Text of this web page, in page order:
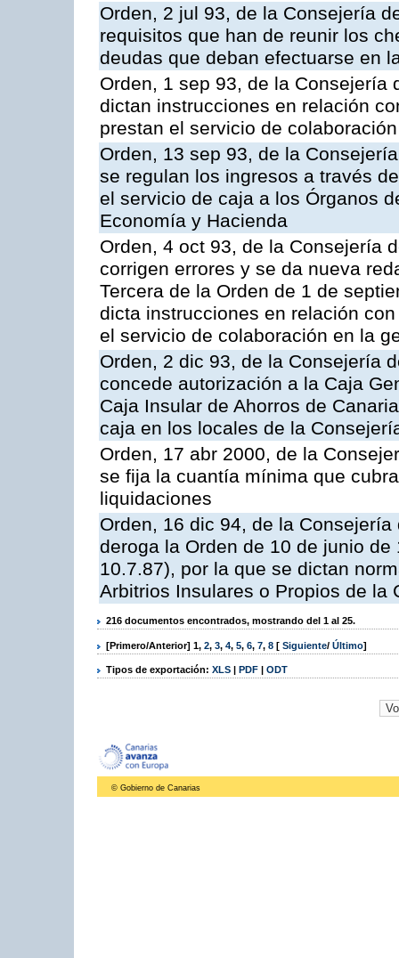
Orden, 2 jul 93, de la Consejería
requisitos que han de reunir los
deudas que deban efectuarse en
Orden, 1 sep 93, de la Consejería
dictan instrucciones en relación
prestan el servicio de
Orden, 13 sep 93, de la
se regulan los ingresos a través
el servicio de caja a los Órganos
Economía y Hacienda
Orden, 4 oct 93, de la Consejería
corrigen errores y se da nueva
Tercera de la Orden de 1 de
dicta instrucciones en relación
el servicio de colaboración en la
Orden, 2 dic 93, de la Consejería
concede autorización a la Caja
Caja Insular de Ahorros de
caja en los locales de la
Orden, 17 abr 2000, de la
se fija la cuantía mínima que
liquidaciones
Orden, 16 dic 94, de la
deroga la Orden de 10 de junio
10.7.87), por la que se dictan
Arbitrios Insulares o Propios de la
216 documentos encontrados, mostrando del 1 al 25.
[Primero/Anterior] 1, 2, 3, 4, 5, 6, 7, 8 [ Siguiente/ Último]
Tipos de exportación: XLS | PDF | ODT
© Gobierno de Canarias